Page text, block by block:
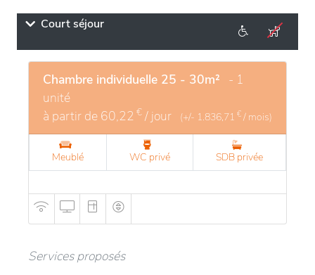
Court séjour
Chambre individuelle 25 - 30m² - 1
unité
à partir de 60,22 € / jour (+/- 1.836,71 € / mois)
Meublé WC privé SDB privée
Services proposés